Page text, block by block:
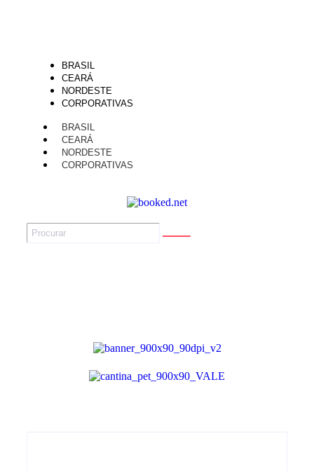
BRASIL
CEARÁ
NORDESTE
CORPORATIVAS
BRASIL
CEARÁ
NORDESTE
CORPORATIVAS